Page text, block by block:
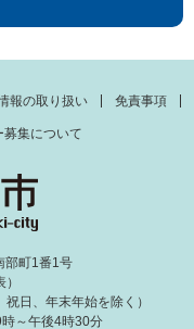
報の取り扱い 免責事項
募集について
町1番1号
日、年末年始を除く）
～午後4時30分